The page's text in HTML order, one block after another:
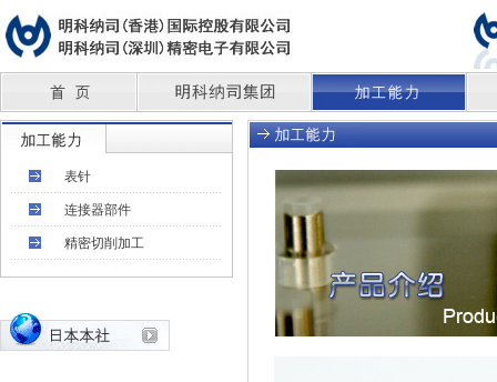
表针
连接器部件
精密切削加工